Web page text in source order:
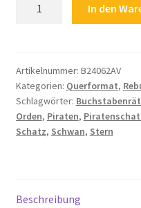
Zahlungsarten
Piratenschatz
Schatz
Buchstabenrätsel
Menge
In den
Artikelnummer: B24062AV
Kategorien: Querformat,
Schlagwörter:
Orden, Piraten,
Schatz, Schwan, Stern
Beschreibung